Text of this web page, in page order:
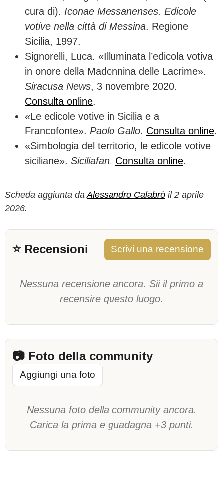
cura di). Iconae Messanenses. Edicole
votive nella città di Messina. Regione
Sicilia, 1997.
Signorelli, Luca. «Illuminata l’edicola votiva
in onore della Madonnina delle Lacrime».
Siracusa News, 3 novembre 2020.
Consulta online.
«Le edicole votive in Sicilia e a
Francofonte». Paolo Gallo. Consulta online.
«Simbologia del territorio, le edicole votive
siciliane». Siciliafan. Consulta online.
Scheda aggiunta da Alessandro Calabrò il 2 aprile
2026.
⭐ Recensioni Scrivi una recensione
Nessuna recensione ancora. Sii il primo a
recensire questo luogo.
📷 Foto della community
Aggiungi una foto
Nessuna foto della community ancora.
Carica la prima e guadagna +3 punti.